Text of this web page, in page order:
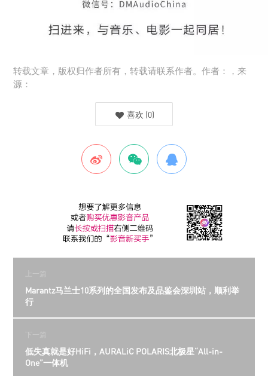
转载文章，版权归作者所有，转载请联系作者。作者：，来
源：
喜欢 (0)
上一篇
Marantz马兰士10系列的全国发布及品鉴会深圳站，顺利举
行
下一篇
低失真就是好HiFi，AURALiC POLARIS北极星“All-in-
One”一体机